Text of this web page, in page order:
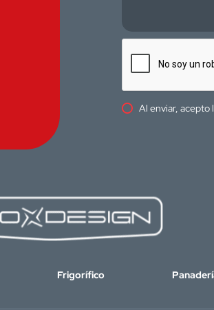
Al enviar, acepto
Frigorífico